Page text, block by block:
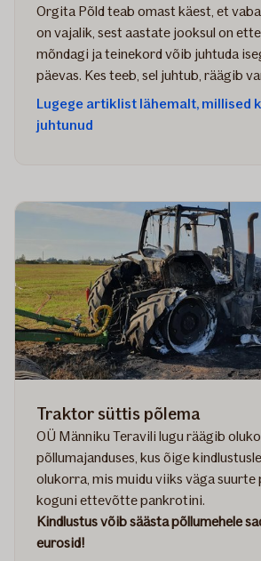
Orgita Põld teab omast käest, et
on vajalik, sest aastate jooksul on
mõndagi ja teinekord võib juhtuda
päevas. Kes teeb, sel juhtub, räägib
Lugege artiklist lähemalt, millised
juhtunud
Traktor süttis põlema
OÜ Männiku Teravili lugu räägib
põllumajanduses, kus õige
olukorra, mis muidu viiks väga
koguni ettevõtte pankrotini.
Kindlustus võib säästa põllumehele
eurosid!